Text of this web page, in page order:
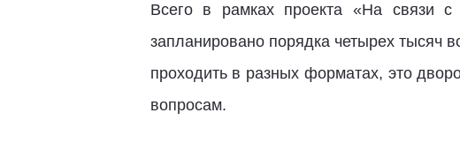
Всего в рамках проекта «На связи
запланировано порядка четырех тысяч
проходить в разных форматах, это
вопросам.